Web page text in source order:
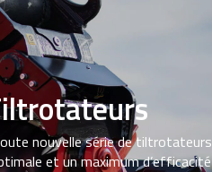
nouvelle série de tiltrotateurs
et un maximum d’efficacité